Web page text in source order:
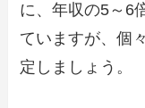
に、年収の5～6
ていますが、個
定しましょう。